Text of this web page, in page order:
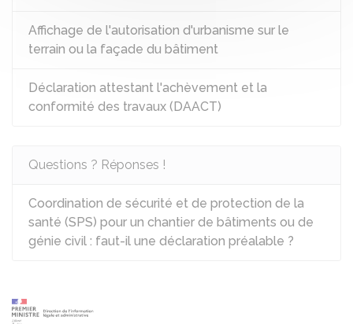
Affichage de l'autorisation d'urbanisme sur le
terrain ou la façade du bâtiment
Déclaration attestant l'achèvement et la
conformité des travaux (DAACT)
Questions ? Réponses !
Coordination de sécurité et de protection de la
santé (SPS) pour un chantier de bâtiments ou de
génie civil : faut-il une déclaration préalable ?